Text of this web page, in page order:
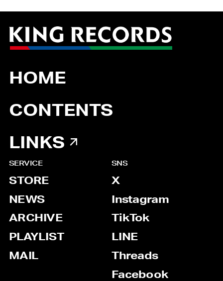
HOME
CONTENTS
LINKS
SERVICE
STORE
NEWS
ARCHIVE
PLAYLIST
MAIL
SNS
X
Instagram
TikTok
LINE
Threads
Facebook